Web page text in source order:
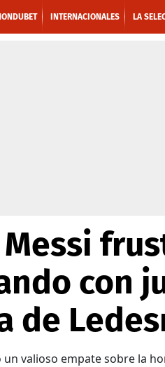
INTERNACIONALES LA
con
de
un valioso empate sobre la